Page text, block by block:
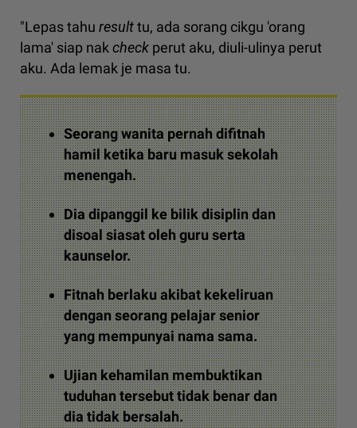
"Lepas tahu resulttu, ada sorang cikgu 'orang
lama' siap nakcheck perut aku, diuli-ulinya perut
aku. Ada lemak je masa tu.
Seorang wanita pernah difitnah
hamil ketika baru masuk sekolah
menengah.
Dia dipanggil ke bilik disiplin dan
disoal siasat oleh guru serta
kaunselor.
Fitnah berlaku akibat kekeliruan
dengan seorang pelajar senior
yang mempunyai nama sama.
Ujian kehamilan membuktikan
tuduhan tersebut tidak benar dan
dia tidak bersalah.